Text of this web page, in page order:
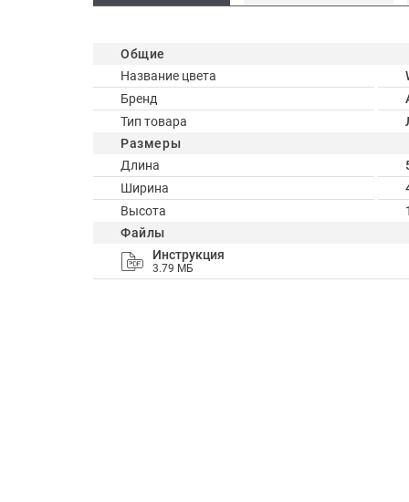
Общие
Название цвета
Бренд
Тип товара
Размеры
Длина
Ширина
Высота
Файлы
Инструкция
3.79 МБ